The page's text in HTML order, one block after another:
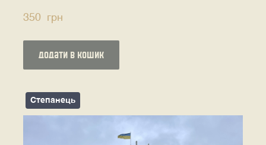
350  грн
додати в кошик
Степанець